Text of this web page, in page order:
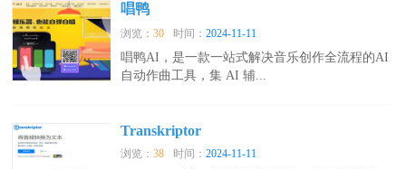
唱鸭
浏览：30 时间：2024-11-11
唱鸭AI，是一款一站式解决音乐创作全流程的AI
自动作曲工具，集 AI 辅...
Transkriptor
浏览：38 时间：2024-11-11